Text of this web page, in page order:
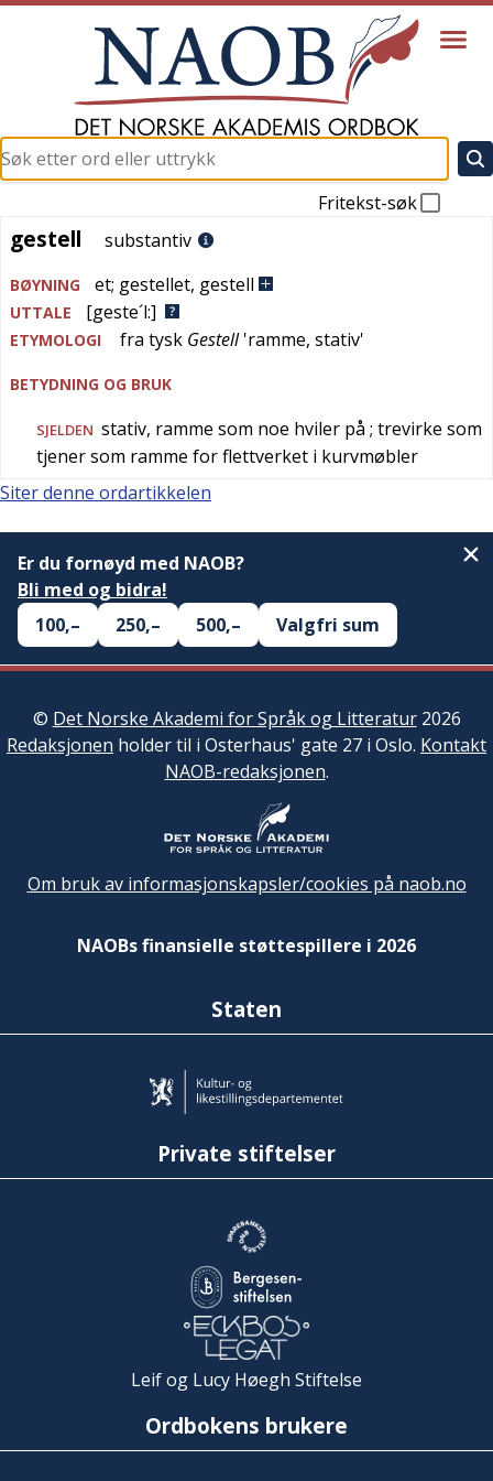
Fritekst-søk
gestell
gestell substantiv
BØYNING et; gestellet, gestell
UTTALE [geste´l:]
ETYMOLOGI fra tysk Gestell'ramme, stativ'
BETYDNING OG BRUK
SJELDEN stativ, ramme som noe hviler på ; trevirke som
tjener som ramme for flettverket i kurvmøbler
Siter denne ordartikkelen
Er du fornøyd med NAOB?
Bli med og bidra!
100,–
250,– 500,– Valgfri sum
© Det Norske Akademi for Språk og Litteratur2026
Redaksjonen holder til i Osterhaus' gate 27 i Oslo. Kontakt
NAOB-redaksjonen.
Om bruk av informasjonskapsler/cookies på naob.no
NAOBs finansielle støttespillere i 2026
Staten
Private stiftelser
Leif og Lucy Høegh Stiftelse
Ordbokens brukere